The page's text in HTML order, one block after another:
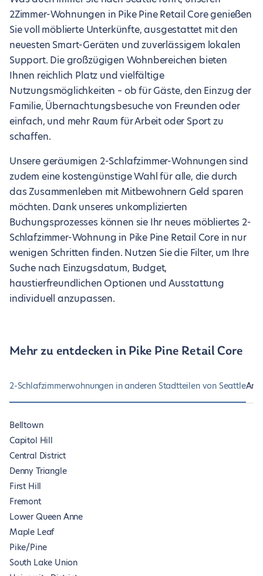
2Zimmer-Wohnungen in Pike Pine Retail Core genießen
Sie voll möblierte Unterkünfte, ausgestattet mit den
neuesten Smart-Geräten und zuverlässigem lokalen
Support. Die großzügigen Wohnbereichen bieten
Ihnen reichlich Platz und vielfältige
Nutzungsmöglichkeiten – ob für Gäste, den Einzug der
Familie, Übernachtungsbesuche von Freunden oder
einfach, und mehr Raum für Arbeit oder Sport zu
schaffen.
Unsere geräumigen 2-Schlafzimmer-Wohnungen sind
zudem eine kostengünstige Wahl für alle, die durch
das Zusammenleben mit Mitbewohnern Geld sparen
möchten. Dank unseres unkomplizierten
Buchungsprozesses können sie Ihr neues möbliertes 2-
Schlafzimmer-Wohnung in Pike Pine Retail Core in nur
wenigen Schritten finden. Nutzen Sie die Filter, um Ihre
Suche nach Einzugsdatum, Budget,
haustierfreundlichen Optionen und Ausstattung
individuell anzupassen.
Mehr zu entdecken in Pike Pine Retail Core
2-Schlafzimmerwohnungen in anderen Stadtteilen von Seattle
Belltown
Capitol Hill
Central District
Denny Triangle
First Hill
Fremont
Lower Queen Anne
Maple Leaf
Pike/Pine
South Lake Union